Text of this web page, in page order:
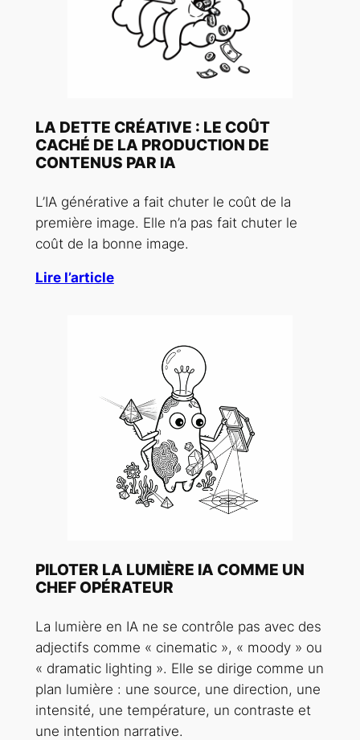
LA DETTE CRÉATIVE : LE COÛT
CACHÉ DE LA PRODUCTION DE
CONTENUS PAR IA
L’IA générative a fait chuter le coût de la
première image. Elle n’a pas fait chuter le
coût de la bonne image.
Lire l’article
PILOTER LA LUMIÈRE IA COMME UN
CHEF OPÉRATEUR
La lumière en IA ne se contrôle pas avec des
adjectifs comme « cinematic », « moody » ou
« dramatic lighting ». Elle se dirige comme un
plan lumière : une source, une direction, une
intensité, une température, un contraste et
une intention narrative.